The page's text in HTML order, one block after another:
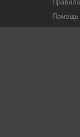
Помощь